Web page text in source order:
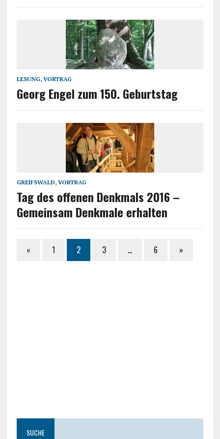
LESUNG, VORTRAG
Georg Engel zum 150. Geburtstag
GREIFSWALD, VORTRAG
Tag des offenen Denkmals 2016 –
Gemeinsam Denkmale erhalten
« 1 2 3 … 6 »
SUCHE